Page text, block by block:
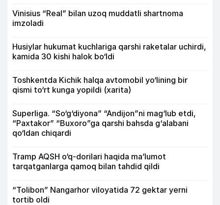
Vinisius “Real” bilan uzoq muddatli shartnoma
imzoladi
Husiylar hukumat kuchlariga qarshi raketalar uchirdi,
kamida 30 kishi halok bo‘ldi
Toshkentda Kichik halqa avtomobil yo‘lining bir
qismi to‘rt kunga yopildi (xarita)
Superliga. “So‘g‘diyona” “Andijon”ni mag‘lub etdi,
“Paxtakor” “Buxoro”ga qarshi bahsda g‘alabani
qo‘ldan chiqardi
Tramp AQSH o‘q-dorilari haqida ma’lumot
tarqatganlarga qamoq bilan tahdid qildi
“Tolibon” Nangarhor viloyatida 72 gektar yerni
tortib oldi